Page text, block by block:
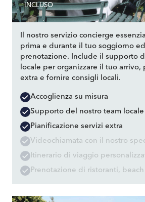
INCLUSO
Il nostro servizio concierge
prima e durante il tuo soggiorno
prenotazione. Include il supporto
locale per organizzare il tuo arrivo,
extra e fornire consigli locali.
Accoglienza su misura
Supporto del nostro team locale
Pianificazione servizi extra
Videochiamata con il nostro
Itinerario di viaggio
Prenotazione di ristoranti,